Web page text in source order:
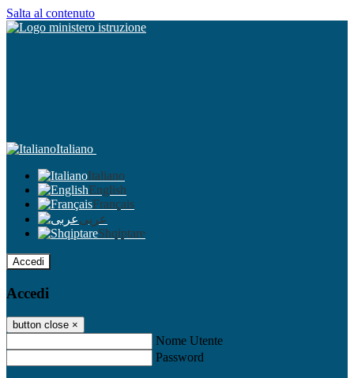
Salta al contenuto
Italiano
Italiano
English
Français
عربى
Shqiptare
Accedi
Accedi
button close ×
Nome Utente
Password